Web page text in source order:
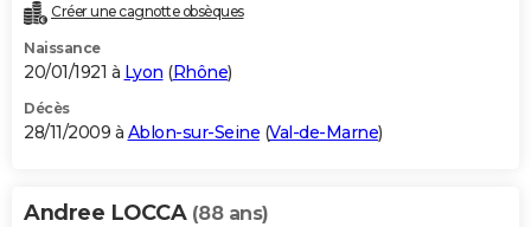
Créer une cagnotte obsèques
Naissance
20/01/1921 à Lyon (Rhône)
Décès
28/11/2009 à Ablon-sur-Seine (Val-de-Marne)
Andree LOCCA (88 ans)